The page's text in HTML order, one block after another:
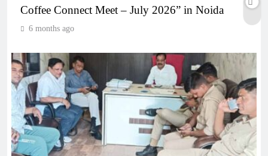
Coffee Connect Meet – July 2026” in Noida
6 months ago